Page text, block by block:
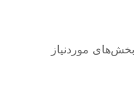
بخش‌های موردنیاز